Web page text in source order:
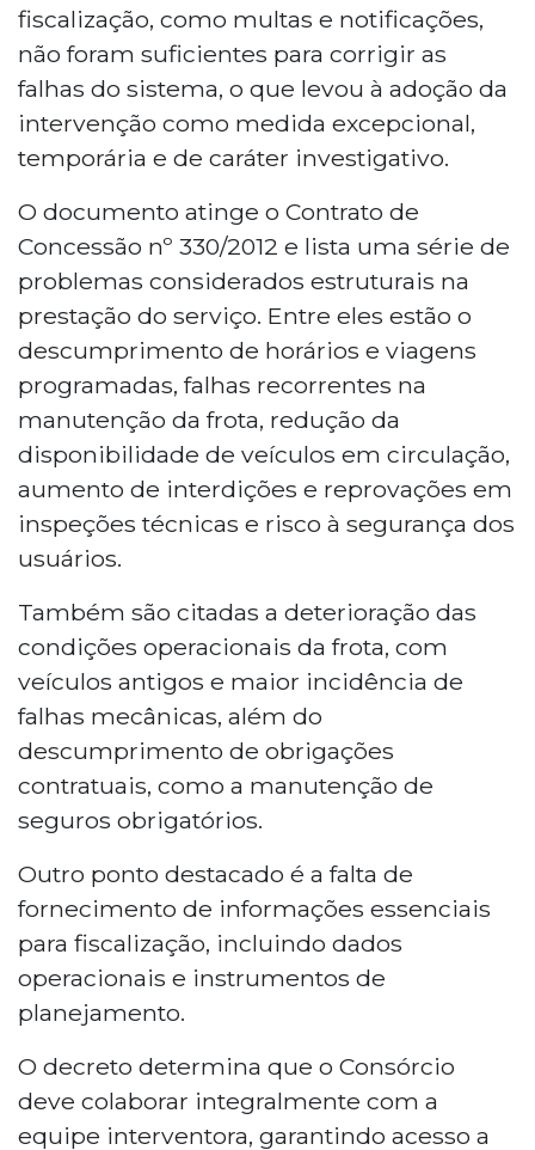
fiscalização, como multas e notificações,
não foram suficientes para corrigir as
falhas do sistema, o que levou à adoção da
intervenção como medida excepcional,
temporária e de caráter investigativo.
O documento atinge o Contrato de
Concessão nº 330/2012 e lista uma série de
problemas considerados estruturais na
prestação do serviço. Entre eles estão o
descumprimento de horários e viagens
programadas, falhas recorrentes na
manutenção da frota, redução da
disponibilidade de veículos em circulação,
aumento de interdições e reprovações em
inspeções técnicas e risco à segurança dos
usuários.
Também são citadas a deterioração das
condições operacionais da frota, com
veículos antigos e maior incidência de
falhas mecânicas, além do
descumprimento de obrigações
contratuais, como a manutenção de
seguros obrigatórios.
Outro ponto destacado é a falta de
fornecimento de informações essenciais
para fiscalização, incluindo dados
operacionais e instrumentos de
planejamento.
O decreto determina que o Consórcio
deve colaborar integralmente com a
equipe interventora, garantindo acesso a